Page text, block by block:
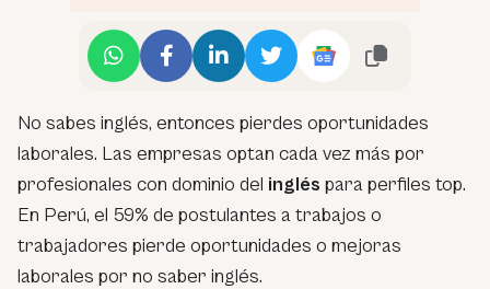
No sabes inglés, entonces pierdes oportunidades
laborales. Las empresas optan cada vez más por
profesionales con dominio del inglés para perfiles top.
En Perú, el 59% de postulantes a trabajos o
trabajadores pierde oportunidades o mejoras
laborales por no saber inglés.